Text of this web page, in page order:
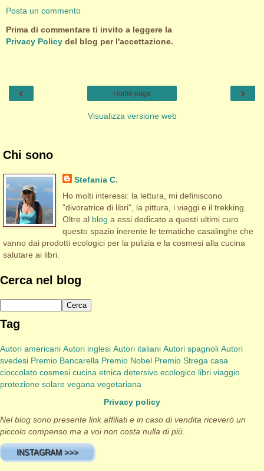
Posta un commento
Prima di commentare ti invito a leggere la
Privacy Policy del blog per l'accettazione.
‹ ›
Home page
Visualizza versione web
Chi sono
Stefania C.
Ho molti interessi: la lettura, mi definiscono
"divoratrice di libri", la pittura, i viaggi e il trekking.
Oltre al blog a essi dedicato a questi ultimi curo
questo spazio inerente le tematiche casalinghe che
vanno dai prodotti ecologici per la pulizia e la cosmesi alla cucina
salutare ai libri.
Cerca nel blog
Tag
Autori americani Autori inglesi Autori italiani Autori spagnoli Autori
svedesi Premio Bancarella Premio Nobel Premio Strega casa
cioccolato cosmesi cucina etnica detersivo ecologico libri viaggio
protezione solare vegana vegetariana
Privacy policy
Nel blog sono presente link affiliati e in caso di vendita riceverò un
piccolo compenso ma a voi non costa nulla di più.
INSTAGRAM >>>